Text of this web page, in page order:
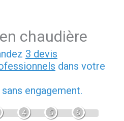
chaudière
3 devis
dans votre
engagement.
4 5 6